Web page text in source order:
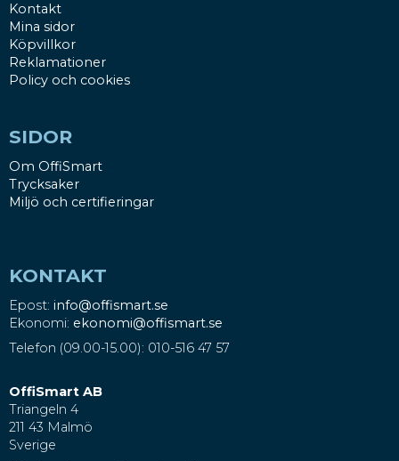
Kontakt
Mina sidor
Köpvillkor
Reklamationer
Policy och cookies
SIDOR
Om OffiSmart
Trycksaker
Miljö och certifieringar
KONTAKT
Epost: info@offismart.se
Ekonomi: ekonomi@offismart.se
Telefon (09.00-15.00): 010-516 47 57
OffiSmart AB
Triangeln 4
211 43 Malmö
Sverige